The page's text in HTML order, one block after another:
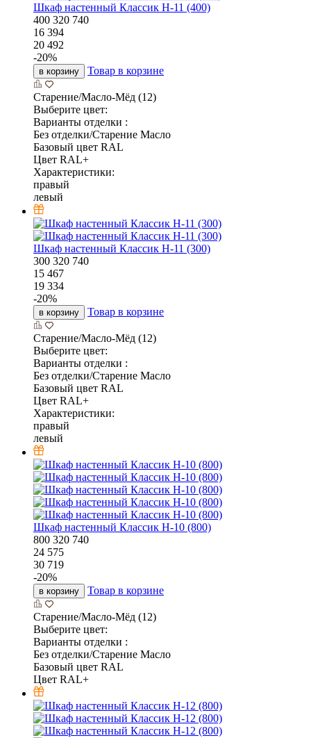
Шкаф настенный Классик Н-11 (400)
400 320 740
16 394
20 492
-20%
в корзину Товар в корзине
Старение/Масло-Мёд (12)
Выберите цвет:
Варианты отделки :
Без отделки/Старение Масло
Базовый цвет RAL
Цвет RAL+
Характеристики:
правый
левый
Шкаф настенный Классик Н-11 (300)
300 320 740
15 467
19 334
-20%
в корзину Товар в корзине
Старение/Масло-Мёд (12)
Выберите цвет:
Варианты отделки :
Без отделки/Старение Масло
Базовый цвет RAL
Цвет RAL+
Характеристики:
правый
левый
Шкаф настенный Классик Н-10 (800)
800 320 740
24 575
30 719
-20%
в корзину Товар в корзине
Старение/Масло-Мёд (12)
Выберите цвет:
Варианты отделки :
Без отделки/Старение Масло
Базовый цвет RAL
Цвет RAL+